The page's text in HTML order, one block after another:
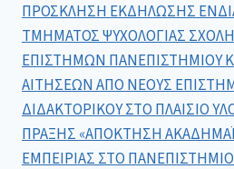
ΠΡΟΣΚΛΗΣΗ ΕΚΔΗΛΩΣΗΣ
ΤΜΗΜΑΤΟΣ ΨΥΧΟΛΟΓΙΑΣ
ΕΠΙΣΤΗΜΩΝ ΠΑΝΕΠΙΣΤΗΜΙΟΥ
ΑΙΤΗΣΕΩΝ ΑΠΟ ΝΕΟΥΣ
ΔΙΔΑΚΤΟΡΙΚΟΥ ΣΤΟ ΠΛΑΙΣΙΟ
ΠΡΑΞΗΣ «ΑΠΟΚΤΗΣΗ
ΕΜΠΕΙΡΙΑΣ ΣΤΟ